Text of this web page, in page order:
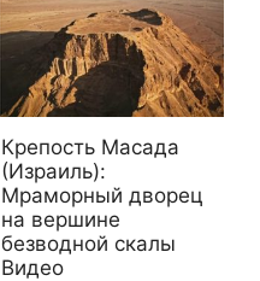
Крепость Масада
(Израиль):
Мраморный дворец
на вершине
безводной скалы
Видео